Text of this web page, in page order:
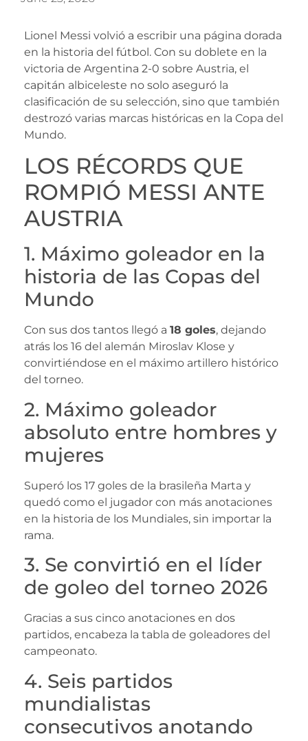
Lionel Messi volvió a escribir una página dorada
en la historia del fútbol. Con su doblete en la
victoria de Argentina 2-0 sobre Austria, el
capitán albiceleste no solo aseguró la
clasificación de su selección, sino que también
destrozó varias marcas históricas en la Copa del
Mundo.
LOS RÉCORDS QUE
ROMPIÓ MESSI ANTE
AUSTRIA
1. Máximo goleador en la
historia de las Copas del
Mundo
Con sus dos tantos llegó a 18 goles, dejando
atrás los 16 del alemán Miroslav Klose y
convirtiéndose en el máximo artillero histórico
del torneo.
2. Máximo goleador
absoluto entre hombres y
mujeres
Superó los 17 goles de la brasileña Marta y
quedó como el jugador con más anotaciones
en la historia de los Mundiales, sin importar la
rama.
3. Se convirtió en el líder
de goleo del torneo 2026
Gracias a sus cinco anotaciones en dos
partidos, encabeza la tabla de goleadores del
campeonato.
4. Seis partidos
mundialistas
consecutivos anotando